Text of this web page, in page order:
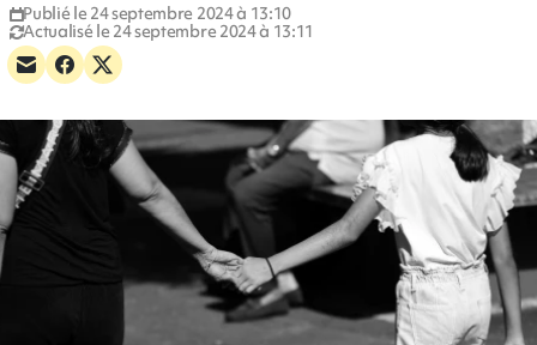
Publié le 24 septembre 2024 à 13:10
Actualisé le 24 septembre 2024 à 13:11